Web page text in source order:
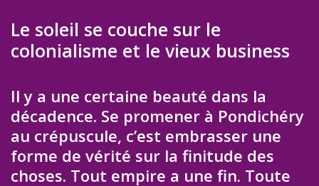
Le soleil se couche sur le
colonialisme et le vieux business
Il y a une certaine beauté dans la
décadence. Se promener à Pondichéry
au crépuscule, c’est embrasser une
forme de vérité sur la finitude des
choses. Tout empire a une fin. Toute